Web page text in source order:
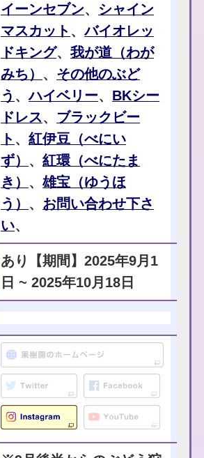
イーンセブン、 シャイン
マスカット 、バイオレッ
ドキング、我が道（わが
みち） 、 その他のぶど
う 、ハイベリー、 BKシー
ドレス、 ブラックビー
ト 、紅伊豆（べにい
ず） 、紅環（べにたま
き） 、雄宝（ゆうほ
う） 、 お問い合わせ下さ
い、
あり【期間】2025年9月1
日 ~ 2025年10月18日